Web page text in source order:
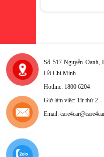
Số 517 Nguyễn Oanh,
Hồ Chí Minh
Hotline: 1800 6204
Giờ làm việc: Từ thứ 2
Email: